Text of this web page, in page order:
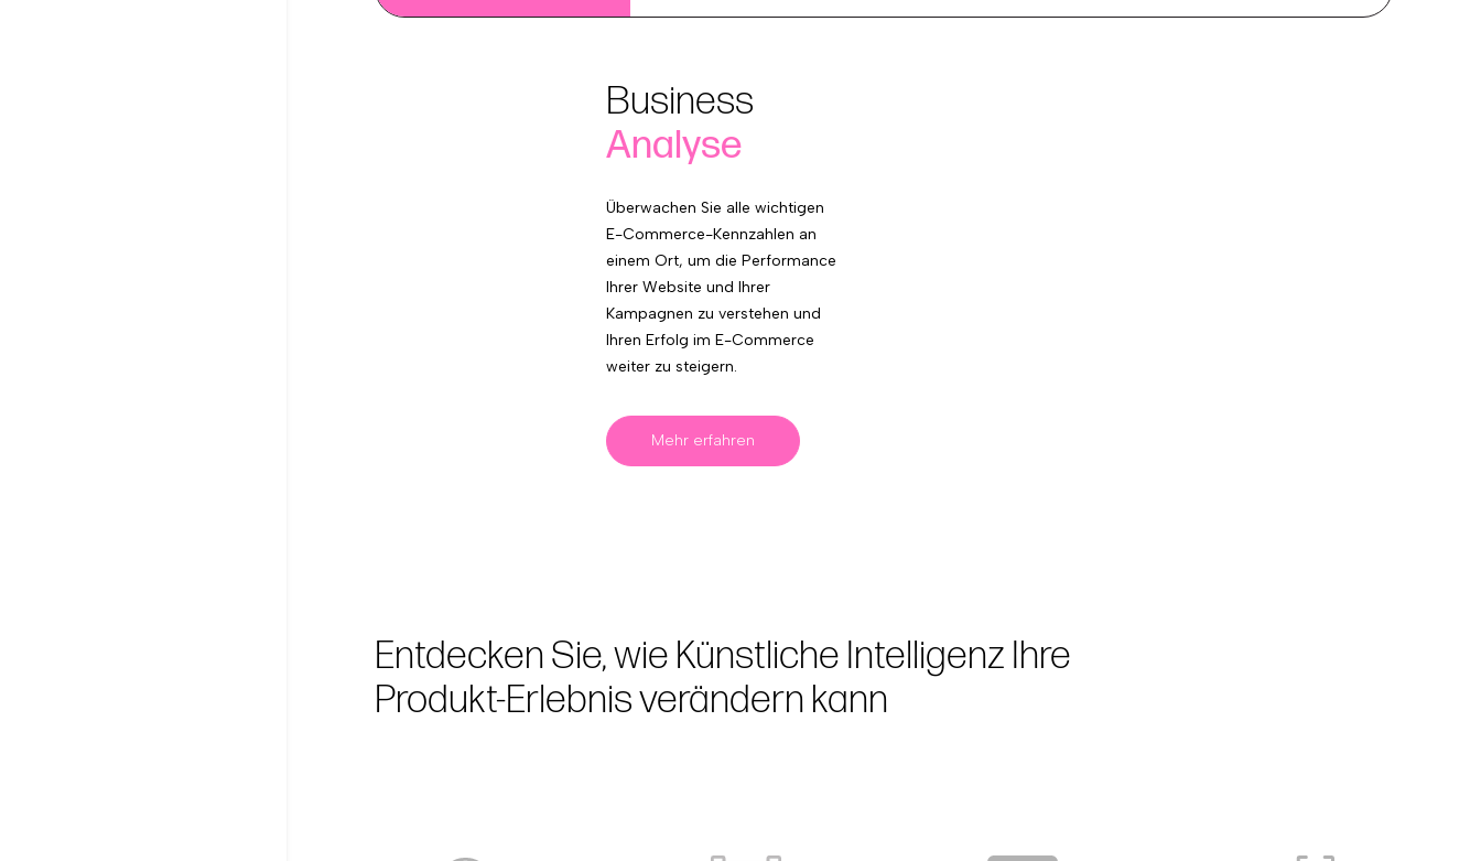
Business
Analyse
Überwachen Sie alle wichtigen
E-Commerce-Kennzahlen an
einem Ort, um die Performance
Ihrer Website und Ihrer
Kampagnen zu verstehen und
Ihren Erfolg im E-Commerce
weiter zu steigern.
Mehr erfahren
Entdecken Sie, wie Künstliche Intelligenz Ihre
Produkt-Erlebnis verändern kann